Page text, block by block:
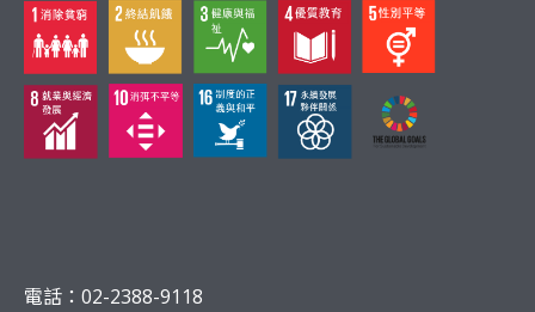
電話：02-2388-9118